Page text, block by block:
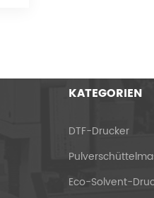
KATEGORIEN
DTF-Drucker
Eco-Solvent-